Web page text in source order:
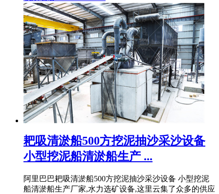
耙吸清淤船500方挖泥抽沙采沙设备
小型挖泥船清淤船生产 ...
阿里巴巴耙吸清淤船500方挖泥抽沙采沙设备 小型挖泥
船清淤船生产厂家,水力选矿设备,这里云集了众多的供应